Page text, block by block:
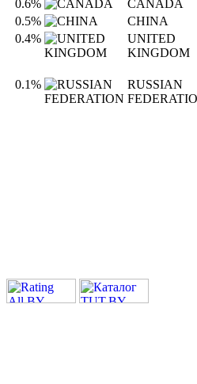
0.6%
CANADA
0.5%
CHINA
0.4%
UNITED
KINGDOM
0.1%
RUSSIAN